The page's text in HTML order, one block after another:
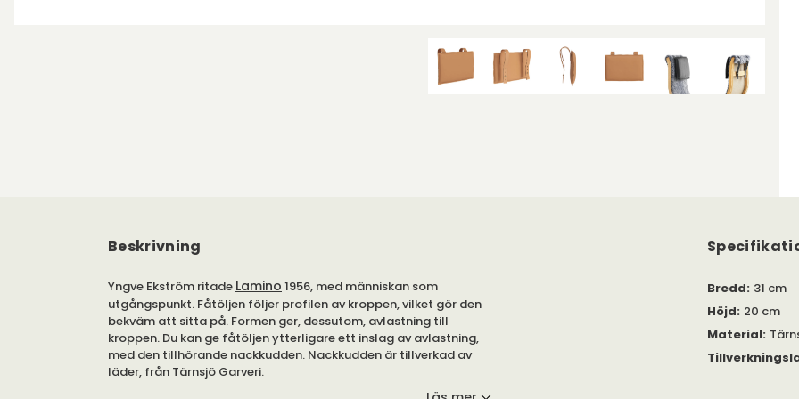
Beskrivning
Yngve Ekström ritade Lamino 1956, med människan som
utgångspunkt. Fåtöljen följer profilen av kroppen, vilket gör den
bekväm att sitta på. Formen ger, dessutom, avlastning till
kroppen. Du kan ge fåtöljen ytterligare ett inslag av avlastning,
med den tillhörande nackkudden. Nackkudden är tillverkad av
läder, från Tärnsjö Garveri.
Bredd: 31 cm
Höjd: 20 cm
Material: